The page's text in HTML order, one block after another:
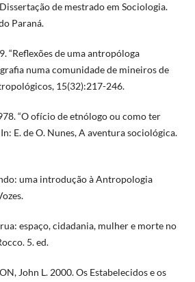
de mestrado em Sociologia.
Paraná.
“Reflexões de uma antropóloga
numa comunidade de mineiros de
15(32):217-246.
“O ofício de etnólogo ou como ter
E. de O. Nunes, A aventura sociológica.
uma introdução à Antropologia
rua: espaço, cidadania, mulher e morte no
5. ed.
John L. 2000. Os Estabelecidos e os